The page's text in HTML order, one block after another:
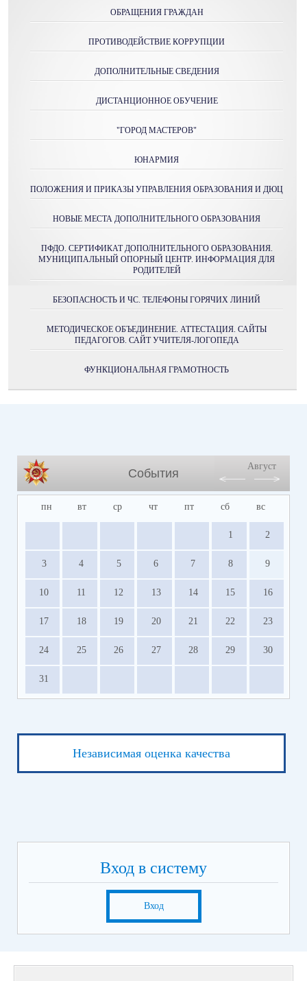
ОБРАЩЕНИЯ ГРАЖДАН
ПРОТИВОДЕЙСТВИЕ КОРРУПЦИИ
ДОПОЛНИТЕЛЬНЫЕ СВЕДЕНИЯ
ДИСТАНЦИОННОЕ ОБУЧЕНИЕ
"ГОРОД МАСТЕРОВ"
ЮНАРМИЯ
ПОЛОЖЕНИЯ И ПРИКАЗЫ УПРАВЛЕНИЯ ОБРАЗОВАНИЯ И ДЮЦ
НОВЫЕ МЕСТА ДОПОЛНИТЕЛЬНОГО ОБРАЗОВАНИЯ
ПФДО. СЕРТИФИКАТ ДОПОЛНИТЕЛЬНОГО ОБРАЗОВАНИЯ.
МУНИЦИПАЛЬНЫЙ ОПОРНЫЙ ЦЕНТР. ИНФОРМАЦИЯ ДЛЯ
РОДИТЕЛЕЙ
БЕЗОПАСНОСТЬ И ЧС. ТЕЛЕФОНЫ ГОРЯЧИХ ЛИНИЙ
МЕТОДИЧЕСКОЕ ОБЪЕДИНЕНИЕ. АТТЕСТАЦИЯ. САЙТЫ
ПЕДАГОГОВ. САЙТ УЧИТЕЛЯ-ЛОГОПЕДА
ФУНКЦИОНАЛЬНАЯ ГРАМОТНОСТЬ
События
Август
пн вт ср чт пт сб вс
1 2
3 4 5 6 7 8 9
10 11 12 13 14 15 16
17 18 19 20 21 22 23
24 25 26 27 28 29 30
31
Независимая оценка качества
Вход в систему
Вход